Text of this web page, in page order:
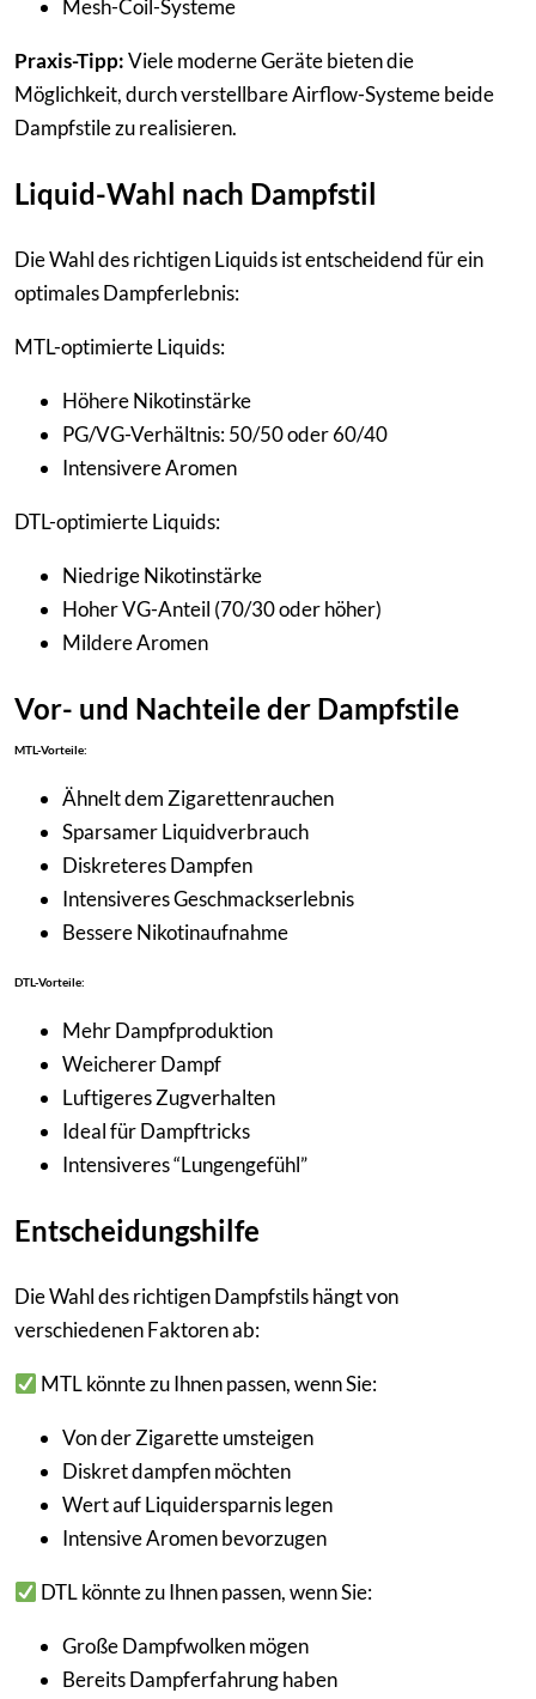
Mesh-Coil-Systeme
Praxis-Tipp:Viele moderne Geräte bieten die
Möglichkeit, durch verstellbare Airflow-Systeme beide
Dampfstile zu realisieren.
Liquid-Wahl nach Dampfstil
Die Wahl des richtigen Liquids ist entscheidend für ein
optimales Dampferlebnis:
MTL-optimierte Liquids:
Höhere Nikotinstärke
PG/VG-Verhältnis: 50/50 oder 60/40
Intensivere Aromen
DTL-optimierte Liquids:
Niedrige Nikotinstärke
Hoher VG-Anteil (70/30 oder höher)
Mildere Aromen
Vor- und Nachteile der Dampfstile
MTL-Vorteile:
Ähnelt dem Zigarettenrauchen
Sparsamer Liquidverbrauch
Diskreteres Dampfen
Intensiveres Geschmackserlebnis
Bessere Nikotinaufnahme
DTL-Vorteile:
Mehr Dampfproduktion
Weicherer Dampf
Luftigeres Zugverhalten
Ideal für Dampftricks
Intensiveres “Lungengefühl”
Entscheidungshilfe
Die Wahl des richtigen Dampfstils hängt von
verschiedenen Faktoren ab:
MTL könnte zu Ihnen passen, wenn Sie:
Von der Zigarette umsteigen
Diskret dampfen möchten
Wert auf Liquidersparnis legen
Intensive Aromen bevorzugen
DTL könnte zu Ihnen passen, wenn Sie:
Große Dampfwolken mögen
Bereits Dampferfahrung haben